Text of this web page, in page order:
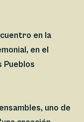
en la
en el
Pueblos
uno de